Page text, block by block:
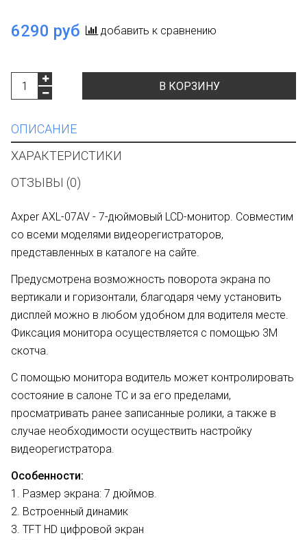
6290 руб добавить к сравнению
В КОРЗИНУ
ОПИСАНИЕ
ХАРАКТЕРИСТИКИ
ОТЗЫВЫ (0)
Axper AXL-07AV - 7-дюймовый LCD-монитор. Совместим
со всеми моделями видеорегистраторов,
представленных в каталоге на сайте.
Предусмотрена возможность поворота экрана по
вертикали и горизонтали, благодаря чему установить
дисплей можно в любом удобном для водителя месте.
Фиксация монитора осуществляется с помощью 3М
скотча.
С помощью монитора водитель может контролировать
состояние в салоне ТС и за его пределами,
просматривать ранее записанные ролики, а также в
случае необходимости осуществить настройку
видеорегистратора.
Особенности:
1. Размер экрана: 7 дюймов.
2. Встроенный динамик
3. TFT HD цифровой экран